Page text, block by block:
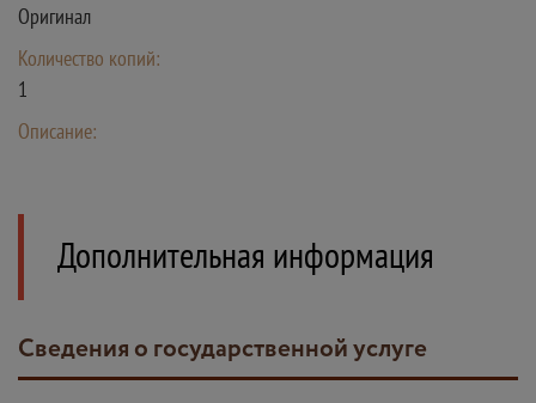
Оригинал
Количество копий:
1
Описание:
Дополнительная информация
Сведения о государственной услуге